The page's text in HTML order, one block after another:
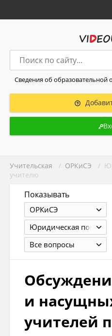
Сведения об образовательной
Учительская / ОРКиСЭ
/
учителю
Показывать
ОРКиСЭ
Юридическая помощь учителю
Все вопросы
и
учителей